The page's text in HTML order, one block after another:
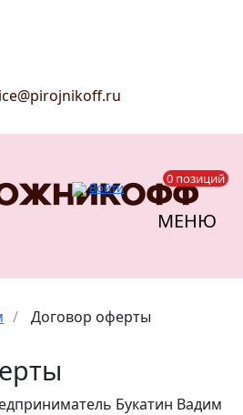
Войти
0 позиций
МЕНЮ
/ Договор оферты
Букатин Вадим